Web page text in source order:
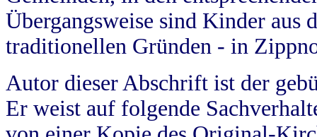
Übergangsweise sind Kinder aus
traditionellen Gründen - in
Autor dieser Abschrift ist der
Er weist auf folgende